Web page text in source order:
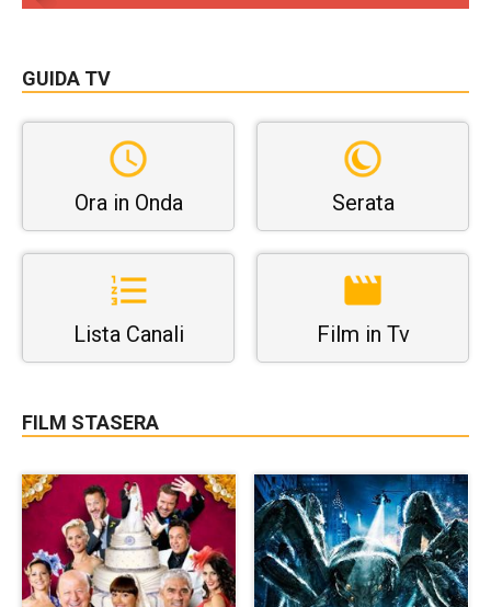
GUIDA TV
Ora in Onda Serata
Lista Canali Film in Tv
FILM STASERA